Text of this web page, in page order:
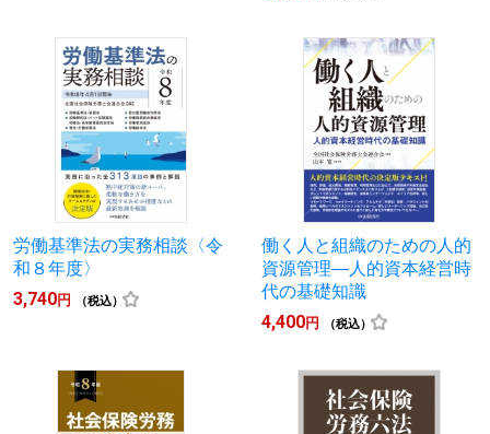
労働基準法の実務相談〈令
和８年度〉
3,740円 （税込）
働く人と組織のための人的
資源管理―人的資本経営時
代の基礎知識
4,400円 （税込）